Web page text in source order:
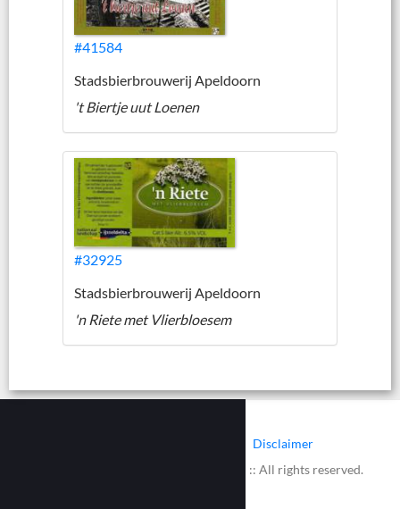
#41584
Stadsbierbrouwerij Apeldoorn
't Biertje uut Loenen
#32925
Stadsbierbrouwerij Apeldoorn
'n Riete met Vlierbloesem
Disclaimer
© 2002 - 2026 :: www.bieretiketten.nl :: All rights reserved.